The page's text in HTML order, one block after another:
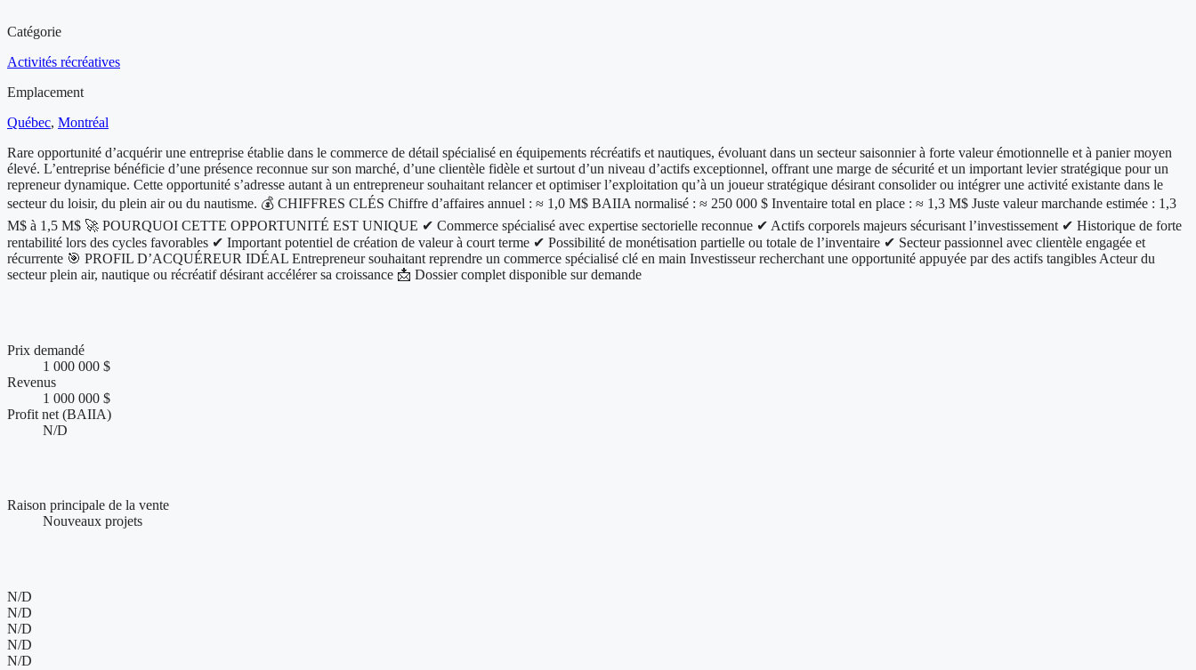
Catégorie
Activités récréatives
Emplacement
Québec, Montréal
Rare opportunité d’acquérir une entreprise établie dans le commerce de détail spécialisé en équipements récréatifs et nautiques, évoluant dans un secteur saisonnier à forte valeur émotionnelle et à panier moyen
élevé. L’entreprise bénéficie d’une présence reconnue sur son marché, d’une clientèle fidèle et surtout d’un niveau d’actifs exceptionnel, offrant une marge de sécurité et un important levier stratégique pour un
repreneur dynamique. Cette opportunité s’adresse autant à un entrepreneur souhaitant relancer et optimiser l’exploitation qu’à un joueur stratégique désirant consolider ou intégrer une activité existante dans le
secteur du loisir, du plein air ou du nautisme. 💰 CHIFFRES CLÉS Chiffre d’affaires annuel : ≈ 1,0 M$ BAIIA normalisé : ≈ 250 000 $ Inventaire total en place : ≈ 1,3 M$ Juste valeur marchande estimée : 1,3
M$ à 1,5 M$ 🚀 POURQUOI CETTE OPPORTUNITÉ EST UNIQUE ✔ Commerce spécialisé avec expertise sectorielle reconnue ✔ Actifs corporels majeurs sécurisant l’investissement ✔ Historique de forte
rentabilité lors des cycles favorables ✔ Important potentiel de création de valeur à court terme ✔ Possibilité de monétisation partielle ou totale de l’inventaire ✔ Secteur passionnel avec clientèle engagée et
récurrente 🎯 PROFIL D’ACQUÉREUR IDÉAL Entrepreneur souhaitant reprendre un commerce spécialisé clé en main Investisseur recherchant une opportunité appuyée par des actifs tangibles Acteur du
secteur plein air, nautique ou récréatif désirant accélérer sa croissance 📩 Dossier complet disponible sur demande
Prix demandé
1 000 000 $
Revenus
1 000 000 $
Profit net (BAIIA)
N/D
Raison principale de la vente
Nouveaux projets
N/D
N/D
N/D
N/D
N/D